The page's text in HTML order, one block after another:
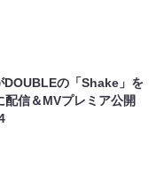
の「Shake」を
信＆MVプレミア公開